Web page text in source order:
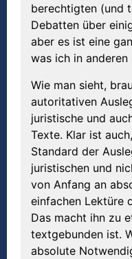
berechtigten (und
Debatten über
aber es ist eine
was ich in anderen
Wie man sieht,
autoritativen
juristische und
Texte. Klar ist
Standard der
juristischen und
von Anfang an
einfachen Lektüre
Das macht ihn zu
textgebunden ist.
absolute